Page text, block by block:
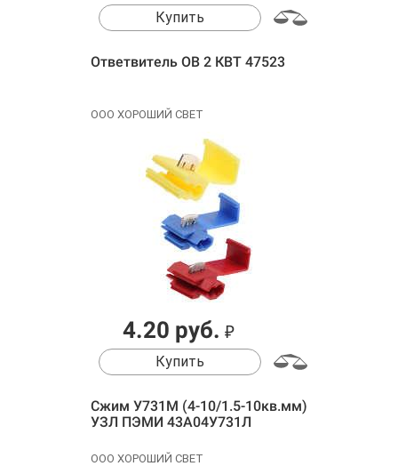
Купить
Ответвитель ОВ 2 КВТ 47523
ООО ХОРОШИЙ СВЕТ
4.20 руб. ₽
Купить
Сжим У731М (4-10/1.5-10кв.мм)
УЗЛ ПЭМИ 43А04У731Л
ООО ХОРОШИЙ СВЕТ